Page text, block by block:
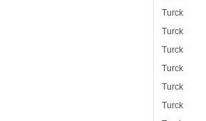
Turck
Turck
Turck
Turck
Turck
Turck